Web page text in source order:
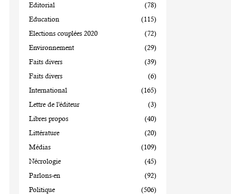
Editorial
(78)
Education
(115)
Elections couplées 2020
(72)
Environnement
(29)
Faits divers
(39)
Faits divers
(6)
International
(165)
Lettre de l'éditeur
(3)
Libres propos
(40)
Littérature
(20)
Médias
(109)
Nécrologie
(45)
Parlons-en
(92)
Politique
(506)